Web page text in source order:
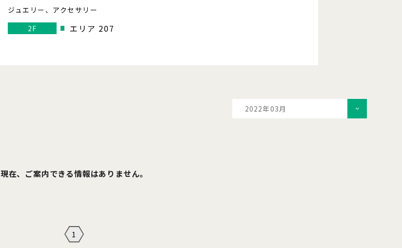
ジュエリー、アクセサリー
2F
エリア 207
2022年03月
現在、ご案内できる情報はありません。
1